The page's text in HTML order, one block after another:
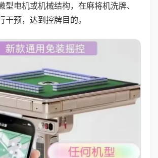
型电机或机械结构，在麻将机洗牌、
干预，达到控牌目的。